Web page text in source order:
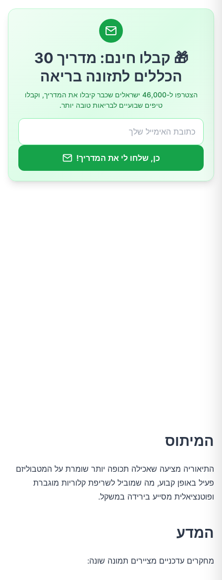
🎁 קבלו חינם: מדריך 30
הכללים לתזונה בריאה
הצטרפו ל-46,000 ישראלים שכבר קיבלו את המדריך, וקבלו
טיפים שבועיים לבריאות טובה יותר.
כן, שלחו לי את המדריך!
המיתוס
ופוטנציאלית מסייע בירידה במשקל.
המדע
מחקרים עדכניים מציירים תמונה שונה: